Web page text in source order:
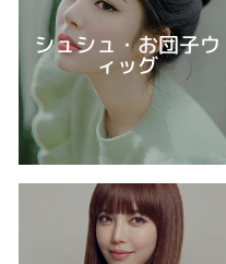
シュシュ・お団子ウ
ィッグ